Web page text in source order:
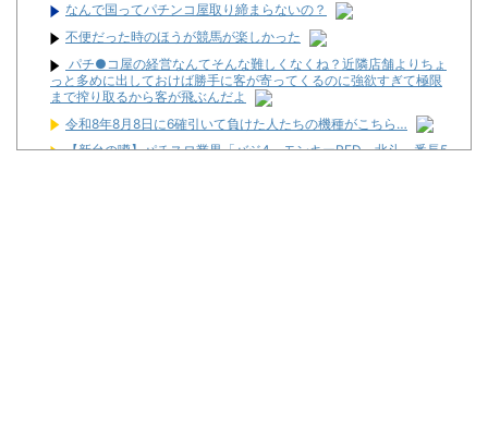
なんで国ってパチンコ屋取り締まらないの？
不便だった時のほうが競馬が楽しかった
パチ●コ屋の経営なんてそんな難しくなくね？近隣店舗よりちょ
っと多めに出しておけば勝手に客が寄ってくるのに強欲すぎて極限
まで搾り取るから客が飛ぶんだよ
令和8年8月8日に6確引いて負けた人たちの機種がこちら…
【新台の噂】パチスロ業界「バジ4、モンキーRED、北斗、番長5